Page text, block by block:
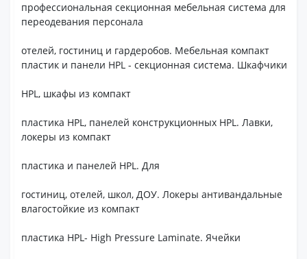
профессиональная секционная мебельная система для
переодевания персонала
отелей, гостиниц и гардеробов. Мебельная компакт
пластик и панели HPL - секционная система. Шкафчики
HPL, шкафы из компакт
пластика HPL, панелей конструкционных HPL. Лавки,
локеры из компакт
пластика и панелей HPL. Для
гостиниц, отелей, школ, ДОУ. Локеры антивандальные
влагостойкие из компакт
пластика HPL- High Pressure Laminate. Ячейки